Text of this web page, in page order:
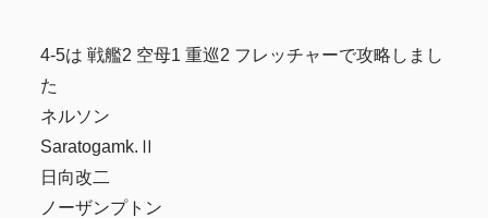
4-5は 戦艦2 空母1 重巡2 フレッチャーで攻略しまし
た
ネルソン
Saratogamk.Ⅱ
日向改二
ノーザンプトン